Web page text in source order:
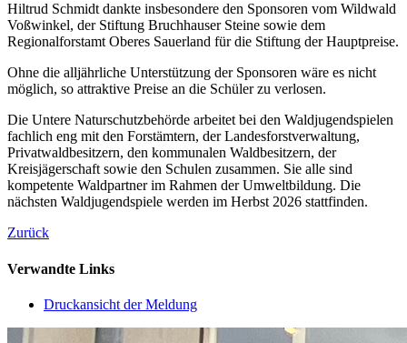
Hiltrud Schmidt dankte insbesondere den Sponsoren vom Wildwald
Voßwinkel, der Stiftung Bruchhauser Steine sowie dem
Regionalforstamt Oberes Sauerland für die Stiftung der Hauptpreise.
Ohne die alljährliche Unterstützung der Sponsoren wäre es nicht
möglich, so attraktive Preise an die Schüler zu verlosen.
Die Untere Naturschutzbehörde arbeitet bei den Waldjugendspielen
fachlich eng mit den Forstämtern, der Landesforstverwaltung,
Privatwaldbesitzern, den kommunalen Waldbesitzern, der
Kreisjägerschaft sowie den Schulen zusammen. Sie alle sind
kompetente Waldpartner im Rahmen der Umweltbildung. Die
nächsten Waldjugendspiele werden im Herbst 2026 stattfinden.
Zurück
Verwandte Links
Druckansicht der Meldung